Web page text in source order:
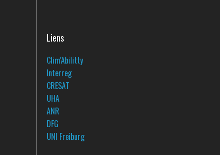
Liens
Clim'Abilitty
Interreg
CRESAT
UHA
ANR
DFG
UNI Freiburg